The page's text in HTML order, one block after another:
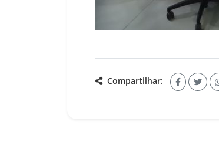
Compartilhar: